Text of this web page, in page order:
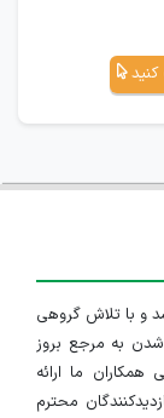
کنید
۱۳۹۱/۱/۱۰ راه اندازی شد و با تلاش گروهی
به مرجع بروز
ما ارائه
محترم